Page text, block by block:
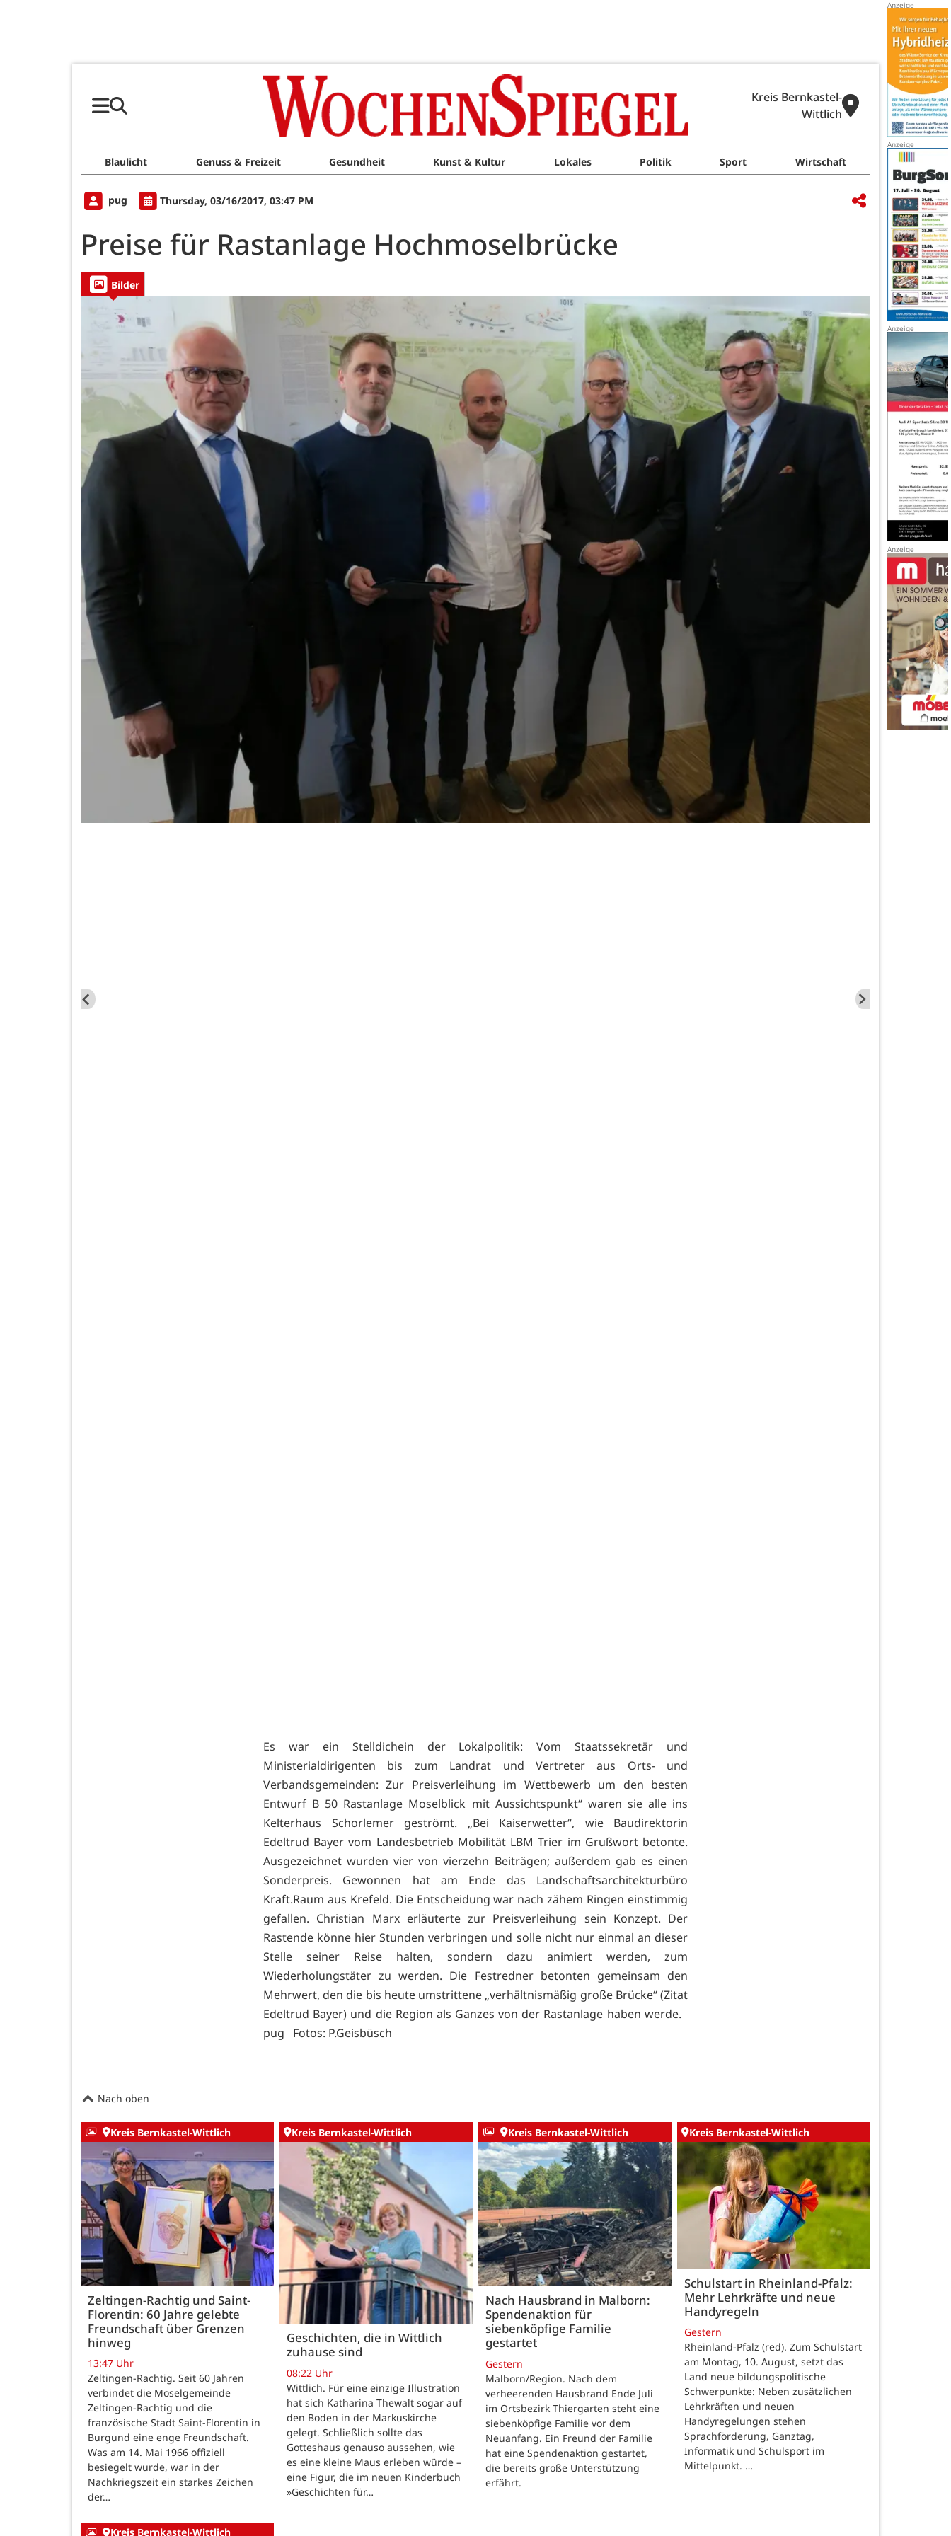
Kreis Bernkastel-
Wittlich
Blaulicht Genuss & Freizeit Gesundheit Kunst & Kultur Lokales Politik Sport Wirtschaft
pug Thursday, 03/16/2017, 03:47 PM
Preise für Rastanlage Hochmoselbrücke
Bilder
Es war ein Stelldichein der Lokalpolitik: Vom Staatssekretär und
Ministerialdirigenten bis zum Landrat und Vertreter aus Orts- und
Verbandsgemeinden: Zur Preisverleihung im Wettbewerb um den besten
Entwurf B 50 Rastanlage Moselblick mit Aussichtspunkt“ waren sie alle ins
Kelterhaus Schorlemer geströmt. „Bei Kaiserwetter“, wie Baudirektorin
Edeltrud Bayer vom Landesbetrieb Mobilität LBM Trier im Grußwort betonte.
Ausgezeichnet wurden vier von vierzehn Beiträgen; außerdem gab es einen
Sonderpreis. Gewonnen hat am Ende das Landschaftsarchitekturbüro
Kraft.Raum aus Krefeld. Die Entscheidung war nach zähem Ringen einstimmig
gefallen. Christian Marx erläuterte zur Preisverleihung sein Konzept. Der
Rastende könne hier Stunden verbringen und solle nicht nur einmal an dieser
Stelle seiner Reise halten, sondern dazu animiert werden, zum
Wiederholungstäter zu werden. Die Festredner betonten gemeinsam den
Mehrwert, den die bis heute umstrittene „verhältnismäßig große Brücke“ (Zitat
Edeltrud Bayer) und die Region als Ganzes von der Rastanlage haben werde.
pug Fotos: P.Geisbüsch
Nach oben
Kreis Bernkastel-Wittlich
Zeltingen-Rachtig und Saint-
Florentin: 60 Jahre gelebte
Freundschaft über Grenzen
hinweg
13:47 Uhr
Zeltingen-Rachtig. Seit 60 Jahren
verbindet die Moselgemeinde
Zeltingen-Rachtig und die
französische Stadt Saint-Florentin in
Burgund eine enge Freundschaft.
Was am 14. Mai 1966 offiziell
besiegelt wurde, war in der
Nachkriegszeit ein starkes Zeichen
der…
Kreis Bernkastel-Wittlich
Geschichten, die in Wittlich
zuhause sind
08:22 Uhr
Wittlich. Für eine einzige Illustration
hat sich Katharina Thewalt sogar auf
den Boden in der Markuskirche
gelegt. Schließlich sollte das
Gotteshaus genauso aussehen, wie
es eine kleine Maus erleben würde –
eine Figur, die im neuen Kinderbuch
»Geschichten für…
Kreis Bernkastel-Wittlich
Nach Hausbrand in Malborn:
Spendenaktion für
siebenköpfige Familie
gestartet
Gestern
Malborn/Region. Nach dem
verheerenden Hausbrand Ende Juli
im Ortsbezirk Thiergarten steht eine
siebenköpfige Familie vor dem
Neuanfang. Ein Freund der Familie
hat eine Spendenaktion gestartet,
die bereits große Unterstützung
erfährt.
Kreis Bernkastel-Wittlich
Schulstart in Rheinland-Pfalz:
Mehr Lehrkräfte und neue
Handyregeln
Gestern
Rheinland-Pfalz (red). Zum Schulstart
am Montag, 10. August, setzt das
Land neue bildungspolitische
Schwerpunkte: Neben zusätzlichen
Lehrkräften und neuen
Handyregelungen stehen
Sprachförderung, Ganztag,
Informatik und Schulsport im
Mittelpunkt. …
Kreis Bernkastel-Wittlich